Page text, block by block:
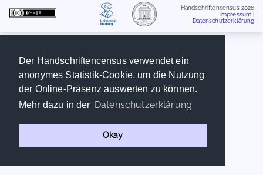
Der Handschriftencensus verwendet ein
anonymes Statistik-Cookie, um die Nutzung
der Online-Präsenz auswerten zu können.
Mehr dazu in der Datenschutzerklärung
Okay
Handschriftencensus 2026
Impressum
Datenschutzerklärung